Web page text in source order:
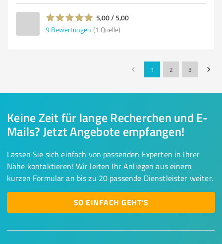
5,00 / 5,00
9 Bewertungen (1 Quelle)
1 2 3
Keine Zeit für lange Recherchen und E-
Mails? Jetzt Angebote empfangen!
Lassen Sie sich einfach von passenden Experten in Ihrer
Nähe kontaktieren! Wir leiten Ihr Anliegen aus einem
kurzen Formular an bis zu 20 passende Dienstleister weiter.
SO EINFACH GEHT'S